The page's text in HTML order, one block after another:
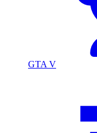
GTA V